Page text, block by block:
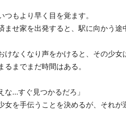
つもより早く目を覚ます。
ませ家を出発すると、駅に向かう途
けなくなり声をかけると、その少女
るまでまだ時間はある。
な…すぐ見つかるだろ」
女を手伝うことを決めるが、それが